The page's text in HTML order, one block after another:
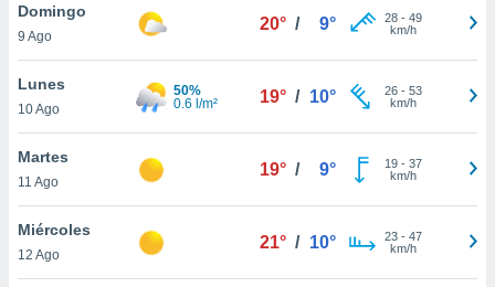
de
cookies
aceptar
Domingo
9 Ago
20° / 9° 28- 49
km/h
Lunes
10 Ago
50%
0.6 l/m²
19° / 10° 26- 53
km/h
Martes
11 Ago
19° / 9° 19- 37
km/h
Miércoles
12 Ago
21° / 10° 23- 47
km/h